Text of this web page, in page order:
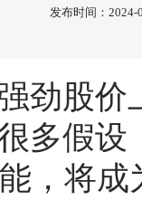
发布时间：2024-
劲股
多假
，将